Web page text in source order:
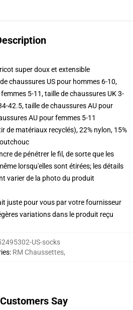
super doux et extensible
chaussures US pour hommes 6-10,
5-11, taille de chaussures UK 3-
42.5, taille de chaussures AU pour
AU pour femmes 5-11
de matériaux recyclés), 22% nylon, 15%
de pénétrer le fil, de sorte que les
lorsqu'elles sont étirées; les détails
varier de la photo du produit
juste pour vous par votre fournisseur
variations dans le produit reçu
US-socks
: RM Chaussettes,
Say